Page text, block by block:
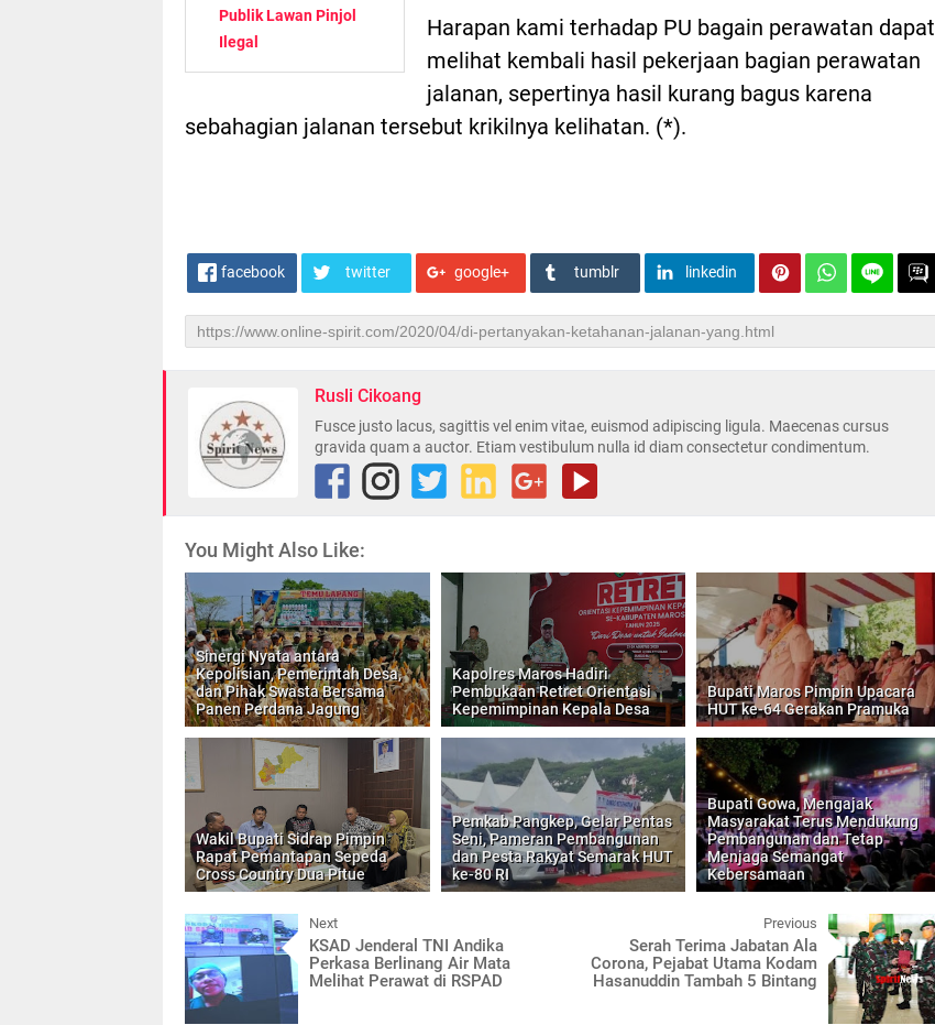
Publik Lawan Pinjol
Ilegal
Harapan kami terhadap PU bagain perawatan dapat
melihat kembali hasil pekerjaan bagian perawatan
jalanan, sepertinya hasil kurang bagus karena
sebahagian jalanan tersebut krikilnya kelihatan. (*).
facebook twitter google+ tumblr linkedin
Rusli Cikoang
Fusce justo lacus, sagittis vel enim vitae, euismod adipiscing ligula. Maecenas cursus
gravida quam a auctor. Etiam vestibulum nulla id diam consectetur condimentum.
You Might Also Like:
Sinergi Nyata antara
Kepolisian, Pemerintah Desa,
dan Pihak Swasta Bersama
Panen Perdana Jagung
Kapolres Maros Hadiri
Pembukaan Retret Orientasi
Kepemimpinan Kepala Desa
Bupati Maros Pimpin Upacara
HUT ke-64 Gerakan Pramuka
Wakil Bupati Sidrap Pimpin
Rapat Pemantapan Sepeda
Cross Country Dua Pitue
Pemkab Pangkep, Gelar Pentas
Seni, Pameran Pembangunan
dan Pesta Rakyat Semarak HUT
ke-80 RI
Bupati Gowa, Mengajak
Masyarakat Terus Mendukung
Pembangunan dan Tetap
Menjaga Semangat
Kebersamaan
Next
KSAD Jenderal TNI Andika
Perkasa Berlinang Air Mata
Melihat Perawat di RSPAD
Previous
Serah Terima Jabatan Ala
Corona, Pejabat Utama Kodam
Hasanuddin Tambah 5 Bintang